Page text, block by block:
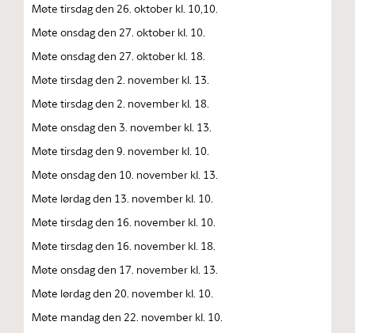
Møte tirsdag den 26. oktober kl. 10,10.
Møte onsdag den 27. oktober kl. 10.
Møte onsdag den 27. oktober kl. 18.
Møte tirsdag den 2. november kl. 13.
Møte tirsdag den 2. november kl. 18.
Møte onsdag den 3. november kl. 13.
Møte tirsdag den 9. november kl. 10.
Møte onsdag den 10. november kl. 13.
Møte lørdag den 13. november kl. 10.
Møte tirsdag den 16. november kl. 10.
Møte tirsdag den 16. november kl. 18.
Møte onsdag den 17. november kl. 13.
Møte lørdag den 20. november kl. 10.
Møte mandag den 22. november kl. 10.